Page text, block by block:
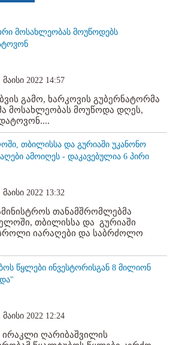
მოსახლეობას მოუწოდებს
2022 14:57
გამო, ხარკოვის გუბერნატორმა
მოსახლეობას მოუწოდა დღეს,
თბილისსა და გურიაში უკანონო
ამოიღეს - დაკავებულია 6 პირი
2022 13:32
თანამშრომლებმა
თბილისსა და გურიაში
იარაღები და საბრძოლო
წყლები ინვესტორისგან 8 მილიონ
2022 12:24
ირაკლი ღარიბაშვილის